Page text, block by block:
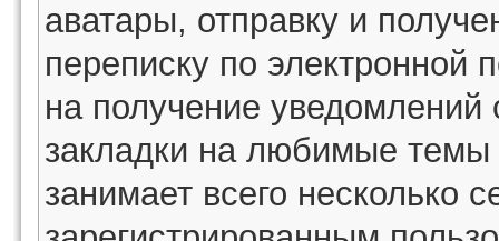
аватары, отправку и
переписку по электронной
на получение
закладки на любимые темы
занимает всего несколько